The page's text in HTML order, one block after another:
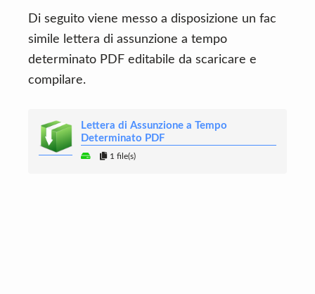
Di seguito viene messo a disposizione un fac
simile lettera di assunzione a tempo
determinato PDF editabile da scaricare e
compilare.
Lettera di Assunzione a Tempo
Determinato PDF
1 file(s)